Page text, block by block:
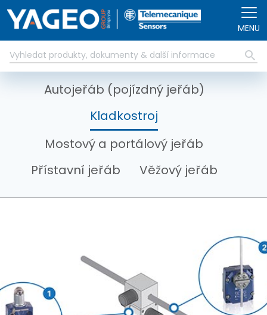
MENU
Autojeřáb (pojízdný jeřáb)
Kladkostroj
Mostový a portálový jeřáb
Přístavní jeřáb
Věžový jeřáb